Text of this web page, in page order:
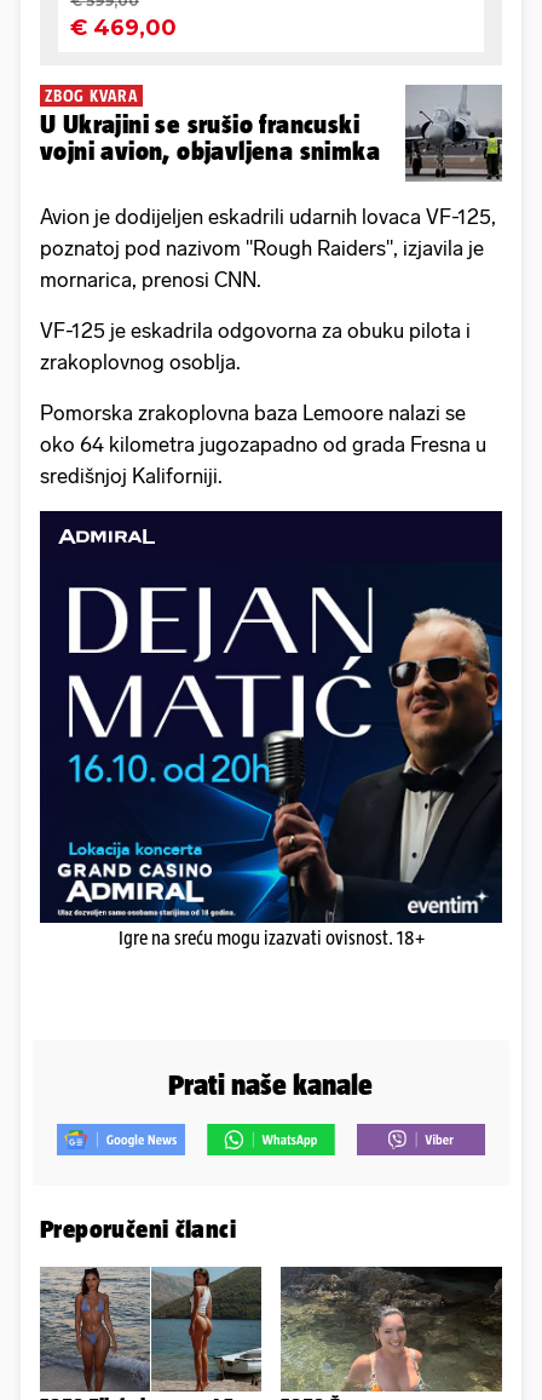
ZBOG KVARA
U Ukrajini se srušio francuski
vojni avion, objavljena snimka
Avion je dodijeljen eskadrili udarnih lovaca VF-125,
poznatoj pod nazivom "Rough Raiders", izjavila je
mornarica, prenosi CNN.
VF-125 je eskadrila odgovorna za obuku pilota i
zrakoplovnog osoblja.
Pomorska zrakoplovna baza Lemoore nalazi se
oko 64 kilometra jugozapadno od grada Fresna u
središnjoj Kaliforniji.
Igre na sreću mogu izazvati ovisnost. 18+
Prati naše kanale
Preporučeni članci